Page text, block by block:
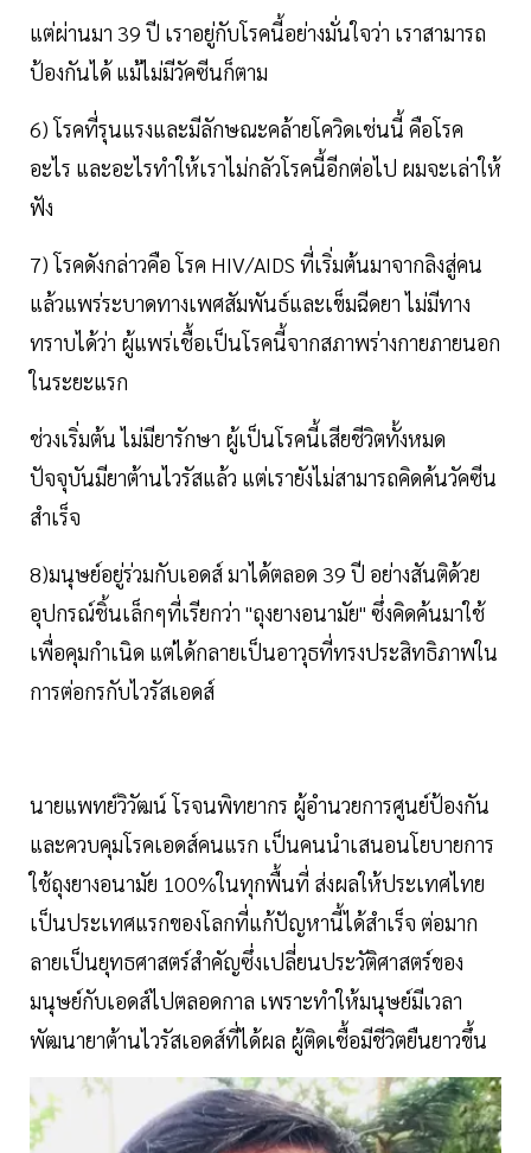
แต่ผ่านมา 39 ปี เราอยู่กับโรคนี้อย่างมั่นใจว่า เราสามารถ
ป้องกันได้ แม้ไม่มีวัคซีนก็ตาม
6) โรคที่รุนแรงและมีลักษณะคล้ายโควิดเช่นนี้ คือโรค
อะไร และอะไรทำให้เราไม่กลัวโรคนี้อีกต่อไป ผมจะเล่าให้
ฟัง
7) โรคดังกล่าวคือ โรค HIV/AIDS ที่เริ่มต้นมาจากลิงสู่คน
แล้วแพร่ระบาดทางเพศสัมพันธ์และเข็มฉีดยา ไม่มีทาง
ทราบได้ว่า ผู้แพร่เชื้อเป็นโรคนี้จากสภาพร่างกายภายนอก
ในระยะแรก
ช่วงเริ่มต้น ไม่มียารักษา ผู้เป็นโรคนี้เสียชีวิตทั้งหมด
ปัจจุบันมียาต้านไวรัสแล้ว แต่เรายังไม่สามารถคิดค้นวัคซีน
สำเร็จ
8)มนุษย์อยู่ร่วมกับเอดส์ มาได้ตลอด 39 ปี อย่างสันติด้วย
อุปกรณ์ชิ้นเล็กๆที่เรียกว่า "ถุงยางอนามัย" ซึ่งคิดค้นมาใช้
เพื่อคุมกำเนิด แต่ได้กลายเป็นอาวุธที่ทรงประสิทธิภาพใน
การต่อกรกับไวรัสเอดส์
นายแพทย์วิวัฒน์ โรจนพิทยากร ผู้อำนวยการศูนย์ป้องกัน
และควบคุมโรคเอดส์คนแรก เป็นคนนำเสนอนโยบายการ
ใช้ถุงยางอนามัย 100%ในทุกพื้นที่ ส่งผลให้ประเทศไทย
เป็นประเทศแรกของโลกที่แก้ปัญหานี้ได้สำเร็จ ต่อมาก
ลายเป็นยุทธศาสตร์สำคัญซึ่งเปลี่ยนประวัติศาสตร์ของ
มนุษย์กับเอดส์ไปตลอดกาล เพราะทำให้มนุษย์มีเวลา
พัฒนายาต้านไวรัสเอดส์ที่ได้ผล ผู้ติดเชื้อมีชีวิตยืนยาวขึ้น